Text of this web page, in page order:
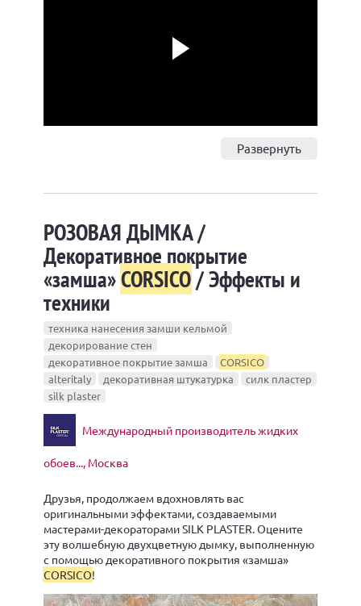
Развернуть
РОЗОВАЯ ДЫМКА /
Декоративное покрытие
«замша»CORSICO/ Эффекты и
техники
техника нанесения замши кельмой
декорирование стен
декоративное покрытие замша
CORSICO
alteritaly
декоративная штукатурка
силк пластер
silk plaster
Международный производитель жидких
обоев..., Москва
Друзья, продолжаем вдохновлять вас
оригинальными эффектами, создаваемыми
мастерами-декораторами SILK PLASTER. Оцените
эту волшебную двухцветную дымку, выполненную
с помощью декоративного покрытия «замша»
CORSICO!